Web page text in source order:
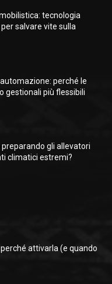
tecnologia
salvare vite sulla
perché le
gestionali più flessibili
gli allevatori
climatici estremi?
attivarla (e quando